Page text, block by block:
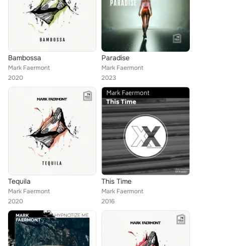
Bambossa
Mark Faermont
2020
Paradise
Mark Faermont
2023
Tequila
Mark Faermont
2020
This Time
Mark Faermont
2016